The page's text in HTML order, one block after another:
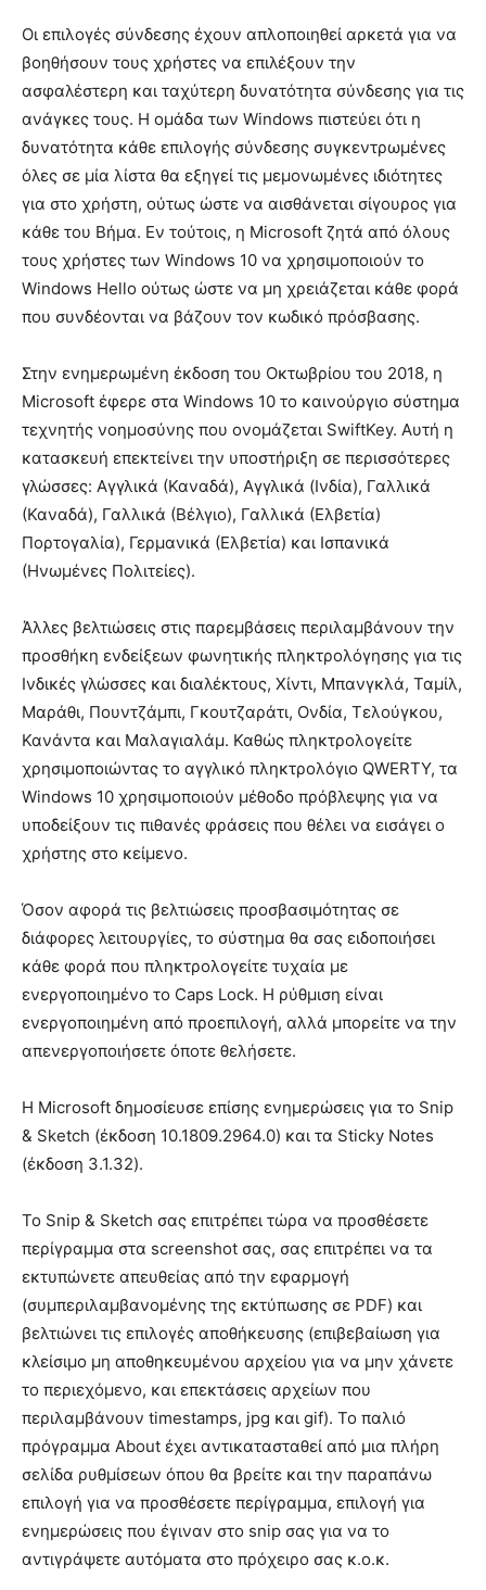
Οι επιλογές σύνδεσης έχουν απλοποιηθεί αρκετά για να
βοηθήσουν τους χρήστες να επιλέξουν την
ασφαλέστερη και ταχύτερη δυνατότητα σύνδεσης για τις
ανάγκες τους. Η ομάδα των Windows πιστεύει ότι η
δυνατότητα κάθε επιλογής σύνδεσης συγκεντρωμένες
όλες σε μία λίστα θα εξηγεί τις μεμονωμένες ιδιότητες
για στο χρήστη, ούτως ώστε να αισθάνεται σίγουρος για
κάθε του Βήμα. Εν τούτοις, η Microsoft ζητά από όλους
τους χρήστες των Windows 10 να χρησιμοποιούν το
Windows Hello ούτως ώστε να μη χρειάζεται κάθε φορά
που συνδέονται να βάζουν τον κωδικό πρόσβασης.
Στην ενημερωμένη έκδοση του Οκτωβρίου του 2018, η
Microsoft έφερε στα Windows 10 το καινούργιο σύστημα
τεχνητής νοημοσύνης που ονομάζεται SwiftKey. Αυτή η
κατασκευή επεκτείνει την υποστήριξη σε περισσότερες
γλώσσες: Αγγλικά (Καναδά), Αγγλικά (Ινδία), Γαλλικά
(Καναδά), Γαλλικά (Βέλγιο), Γαλλικά (Ελβετία)
Πορτογαλία), Γερμανικά (Ελβετία) και Ισπανικά
(Ηνωμένες Πολιτείες).
Άλλες βελτιώσεις στις παρεμβάσεις περιλαμβάνουν την
προσθήκη ενδείξεων φωνητικής πληκτρολόγησης για τις
Ινδικές γλώσσες και διαλέκτους, Χίντι, Μπανγκλά, Ταμίλ,
Μαράθι, Πουντζάμπι, Γκουτζαράτι, Ονδία, Τελούγκου,
Κανάντα και Μαλαγιαλάμ. Καθώς πληκτρολογείτε
χρησιμοποιώντας το αγγλικό πληκτρολόγιο QWERTY, τα
Windows 10 χρησιμοποιούν μέθοδο πρόβλεψης για να
υποδείξουν τις πιθανές φράσεις που θέλει να εισάγει ο
χρήστης στο κείμενο.
Όσον αφορά τις βελτιώσεις προσβασιμότητας σε
διάφορες λειτουργίες, το σύστημα θα σας ειδοποιήσει
κάθε φορά που πληκτρολογείτε τυχαία με
ενεργοποιημένο το Caps Lock. Η ρύθμιση είναι
ενεργοποιημένη από προεπιλογή, αλλά μπορείτε να την
απενεργοποιήσετε όποτε θελήσετε.
Η Microsoft δημοσίευσε επίσης ενημερώσεις για το Snip
& Sketch (έκδοση 10.1809.2964.0) και τα Sticky Notes
(έκδοση 3.1.32).
Το Snip & Sketch σας επιτρέπει τώρα να προσθέσετε
περίγραμμα στα screenshot σας, σας επιτρέπει να τα
εκτυπώνετε απευθείας από την εφαρμογή
(συμπεριλαμβανομένης της εκτύπωσης σε PDF) και
βελτιώνει τις επιλογές αποθήκευσης (επιβεβαίωση για
κλείσιμο μη αποθηκευμένου αρχείου για να μην χάνετε
το περιεχόμενο, και επεκτάσεις αρχείων που
περιλαμβάνουν timestamps, jpg και gif). Το παλιό
πρόγραμμα About έχει αντικατασταθεί από μια πλήρη
σελίδα ρυθμίσεων όπου θα βρείτε και την παραπάνω
επιλογή για να προσθέσετε περίγραμμα, επιλογή για
ενημερώσεις που έγιναν στο snip σας για να το
αντιγράψετε αυτόματα στο πρόχειρο σας κ.ο.κ.